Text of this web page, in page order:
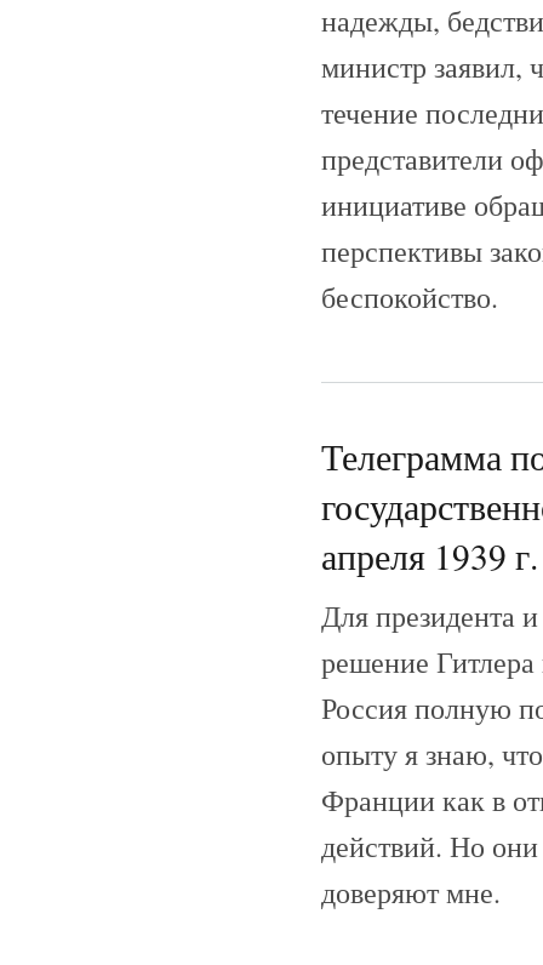
надежды,
министр заявил,
течение
представители
инициативе
перспективы
беспокойство.
Телеграмма
апреля 1939 г.
Для президента
решение Гитлера
Россия полную
опыту я знаю,
Франции как в
действий. Но
доверяют мне.